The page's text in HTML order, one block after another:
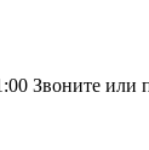
Звоните или